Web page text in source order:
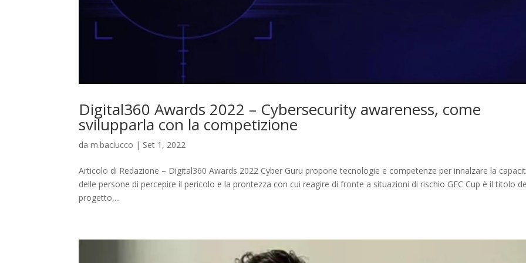
Digital360 Awards 2022 – Cybersecurity awareness, come
svilupparla con la competizione
dam.baciucco | Set 1, 2022
Articolo di Redazione – Digital360 Awards 2022 Cyber Guru propone tecnologie e competenze per innalzare la
delle persone di percepire il pericolo e la prontezza con cui reagire di fronte a situazioni di rischio GFC Cup è il titolo
progetto,...